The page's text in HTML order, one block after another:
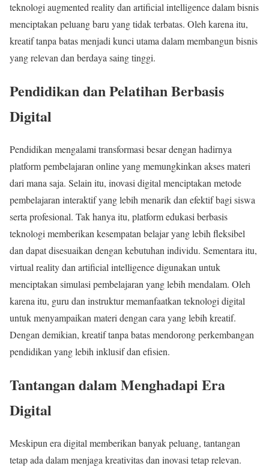
teknologi augmented reality dan artificial intelligence dalam bisnis
menciptakan peluang baru yang tidak terbatas. Oleh karena itu,
kreatif tanpa batas menjadi kunci utama dalam membangun bisnis
yang relevan dan berdaya saing tinggi.
Pendidikan dan Pelatihan Berbasis
Digital
Pendidikan mengalami transformasi besar dengan hadirnya
platform pembelajaran online yang memungkinkan akses materi
dari mana saja. Selain itu, inovasi digital menciptakan metode
pembelajaran interaktif yang lebih menarik dan efektif bagi siswa
serta profesional. Tak hanya itu, platform edukasi berbasis
teknologi memberikan kesempatan belajar yang lebih fleksibel
dan dapat disesuaikan dengan kebutuhan individu. Sementara itu,
virtual reality dan artificial intelligence digunakan untuk
menciptakan simulasi pembelajaran yang lebih mendalam. Oleh
karena itu, guru dan instruktur memanfaatkan teknologi digital
untuk menyampaikan materi dengan cara yang lebih kreatif.
Dengan demikian, kreatif tanpa batas mendorong perkembangan
pendidikan yang lebih inklusif dan efisien.
Tantangan dalam Menghadapi Era
Digital
Meskipun era digital memberikan banyak peluang, tantangan
tetap ada dalam menjaga kreativitas dan inovasi tetap relevan.